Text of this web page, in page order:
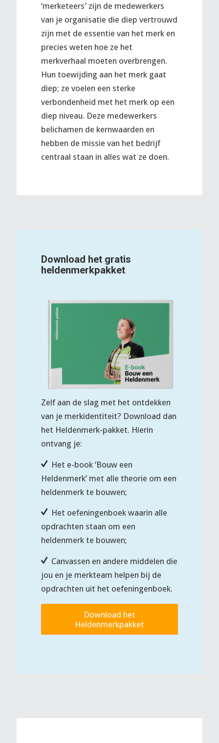
‘merketeers’ zijn de medewerkers
van je organisatie die diep vertrouwd
zijn met de essentie van het merk en
precies weten hoe ze het
merkverhaal moeten overbrengen.
Hun toewijding aan het merk gaat
diep; ze voelen een sterke
verbondenheid met het merk op een
diep niveau. Deze medewerkers
belichamen de kernwaarden en
hebben de missie van het bedrijf
centraal staan in alles wat ze doen.
Download het gratis
heldenmerkpakket
Zelf aan de slag met het ontdekken
van je merkidentiteit? Download dan
het Heldenmerk-pakket. Hierin
ontvang je:
Het e-book ‘Bouw een
Heldenmerk’ met alle theorie om een
heldenmerk te bouwen;
Het oefeningenboek waarin alle
opdrachten staan om een
heldenmerk te bouwen;
Canvassen en andere middelen die
jou en je merkteam helpen bij de
opdrachten uit het oefeningenboek.
Download het
Heldenmerkpakket